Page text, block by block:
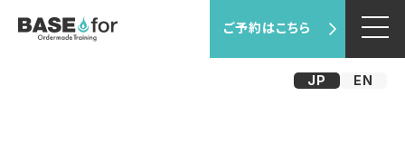
ご予約はこちら
JP EN